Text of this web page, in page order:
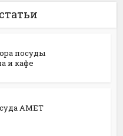
посуды
и кафе
АМЕТ